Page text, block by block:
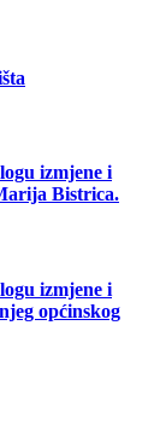
izmjene i
Bistrica.
izmjene i
općinskog